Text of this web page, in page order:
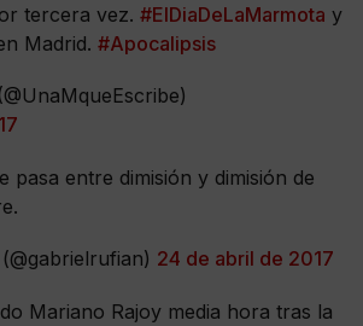
tercera vez. #ElDiaDeLaMarmota y
Madrid. #Apocalipsis
pasa entre dimisión y dimisión de
24 de abril de 2017
Mariano Rajoy media hora tras la